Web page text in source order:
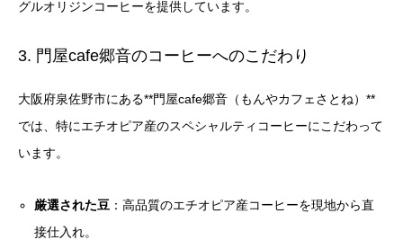
グルオリジンコーヒーを提供しています。
3. 門屋cafe郷音のコーヒーへのこだわり
大阪府泉佐野市にある**門屋cafe郷音（もんやカフェさとね）**
では、特にエチオピア産のスペシャルティコーヒーにこだわって
います。
厳選された豆 ：高品質のエチオピア産コーヒーを現地から直
接仕入れ。